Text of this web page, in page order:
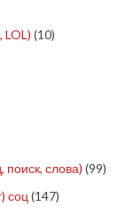
LOL) (10)
поиск, слова) (99)
соц (147)